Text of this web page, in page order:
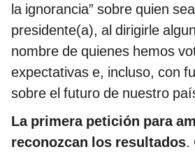
la ignorancia” sobre quien
presidente(a), al dirigirle
nombre de quienes hemos
expectativas e, incluso, con
sobre el futuro de nuestro
La primera petición para
reconozcan los resultados.